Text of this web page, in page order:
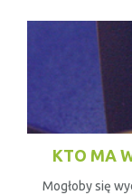
KTO MA
Mogłoby się